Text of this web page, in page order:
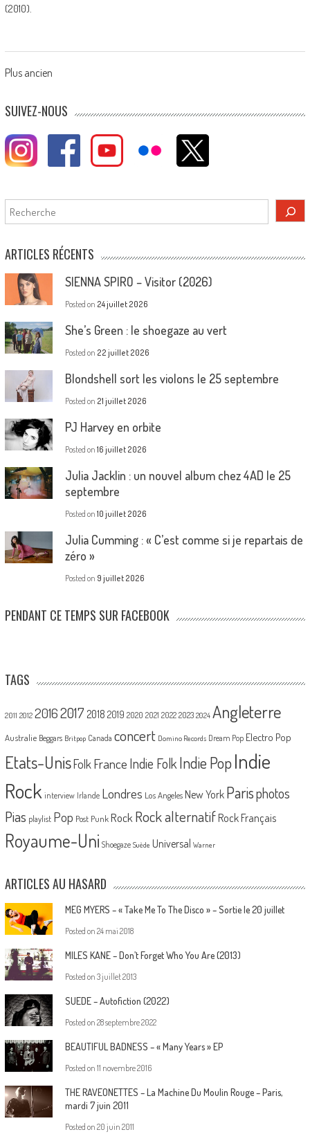
(2010).
Posts
navigation
Plus ancien
SUIVEZ-NOUS
Rechercher
ARTICLES RÉCENTS
SIENNA SPIRO – Visitor (2026)
Posted on 24 juillet 2026
She’s Green : le shoegaze au vert
Posted on 22 juillet 2026
Blondshell sort les violons le 25 septembre
Posted on 21 juillet 2026
PJ Harvey en orbite
Posted on 16 juillet 2026
Julia Jacklin : un nouvel album chez 4AD le 25
septembre
Posted on 10 juillet 2026
Julia Cumming : « C’est comme si je repartais de
zéro »
Posted on 9 juillet 2026
PENDANT CE TEMPS SUR FACEBOOK
TAGS
2011 2012 20162017 2018 2019 2020 2021 2022 2023 2024 Angleterre
Australie Beggars Britpop Canada concert Domino Records Dream Pop Electro Pop
Etats-UnisFolk France Indie FolkIndie PopIndie
Rock interview Irlande Londres Los Angeles New York Parisphotos
Pias playlist Pop Post Punk Rock Rock alternatif Rock Français
Royaume-Uni Shoegaze Suède Universal Warner
ARTICLES AU HASARD
MEG MYERS – « Take Me To The Disco » – Sortie le 20 juillet
Posted on 24 mai 2018
MILES KANE – Don’t Forget Who You Are (2013)
Posted on 3 juillet 2013
SUEDE – Autofiction (2022)
Posted on 28 septembre 2022
BEAUTIFUL BADNESS – « Many Years » EP
Posted on 11 novembre 2016
THE RAVEONETTES – La Machine Du Moulin Rouge – Paris,
mardi 7 juin 2011
Posted on 20 juin 2011